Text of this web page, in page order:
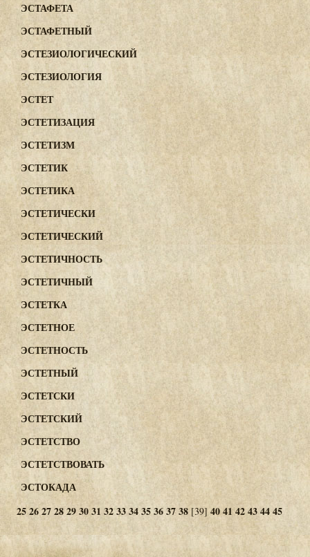
ЭСТАФЕТА
ЭСТАФЕТНЫЙ
ЭСТЕЗИОЛОГИЧЕСКИЙ
ЭСТЕЗИОЛОГИЯ
ЭСТЕТ
ЭСТЕТИЗАЦИЯ
ЭСТЕТИЗМ
ЭСТЕТИК
ЭСТЕТИКА
ЭСТЕТИЧЕСКИ
ЭСТЕТИЧЕСКИЙ
ЭСТЕТИЧНОСТЬ
ЭСТЕТИЧНЫЙ
ЭСТЕТКА
ЭСТЕТНОЕ
ЭСТЕТНОСТЬ
ЭСТЕТНЫЙ
ЭСТЕТСКИ
ЭСТЕТСКИЙ
ЭСТЕТСТВО
ЭСТЕТСТВОВАТЬ
ЭСТОКАДА
25262728293031 32333435363738 [39] 4041 42434445